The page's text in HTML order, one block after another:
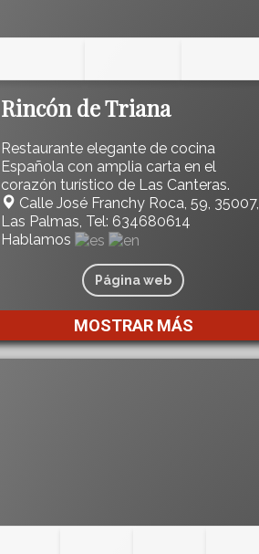
Rincón de Triana
Restaurante elegante de cocina
Española con amplia carta en el
corazón turístico de Las Canteras.
Calle José Franchy Roca, 59, 35007,
Las Palmas, Tel: 634680614
Hablamos
Página web
MOSTRAR MÁS